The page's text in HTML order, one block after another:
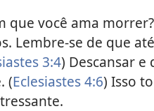
que você ama
Lembre-se de que até
3:4) Descansar
(Eclesiastes 4:6) Isso